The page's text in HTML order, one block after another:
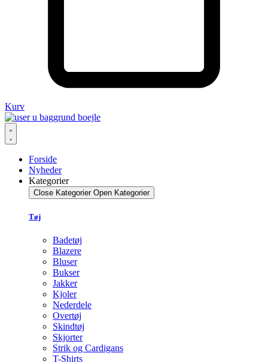
Kurv
Forside
Nyheder
Kategorier
Close Kategorier Open Kategorier
Tøj
Badetøj
Blazere
Bluser
Bukser
Jakker
Kjoler
Nederdele
Overtøj
Skindtøj
Skjorter
Strik og Cardigans
T-Shirts